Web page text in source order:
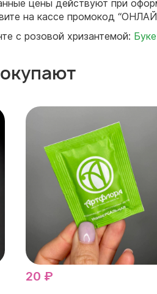
цены действуют при
на кассе промокод
с розовой хризантемой:
20 ₽